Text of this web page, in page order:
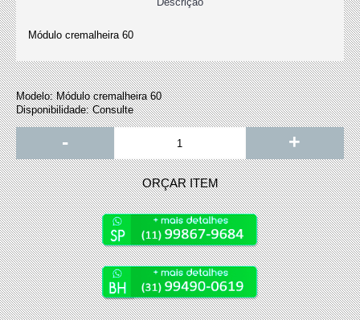
Módulo cremalheira 60
Modelo:Módulo cremalheira 60
Disponibilidade:Consulte
- +
ORÇAR ITEM